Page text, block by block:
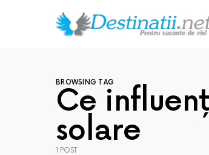
BROWSING TAG
Ce
solare
1 POST